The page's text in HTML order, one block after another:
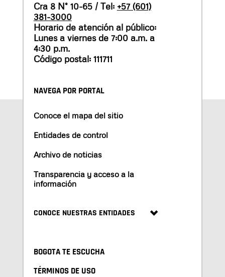
Cra 8 N° 10-65 / Tel: +57 (601)
381-3000
Horario de atención al público:
Lunes a viernes de 7:00 a.m. a
4:30 p.m.
Código postal: 111711
NAVEGA POR PORTAL
Conoce el mapa del sitio
Entidades de control
Archivo de noticias
Transparencia y acceso a la
información
CONOCE NUESTRAS ENTIDADES
BOGOTA TE ESCUCHA
TÉRMINOS DE USO